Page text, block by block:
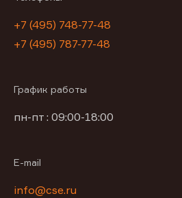
+7 (495) 748-77-48
+7 (495) 787-77-48
График работы
пн-пт : 09:00-18:00
E-mail
info@cse.ru